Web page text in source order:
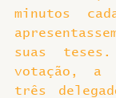
minutos
suas
votação, a
três